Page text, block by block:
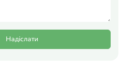
Надіслати